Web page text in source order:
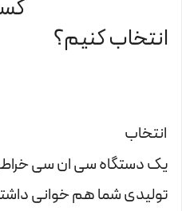
کسب و
انتخاب کنیم؟
انتخاب
یک دستگاه سی ان سی خراطی
تولیدی شما هم خوانی